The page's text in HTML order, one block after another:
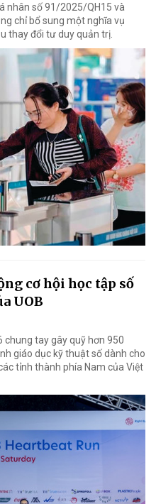
nhân số 91/2025/QH15 và
chỉ bổ sung một nghĩa vụ
thay đổi tư duy quản trị.
cơ hội học tập số
UOB
chung tay gây quỹ hơn 950
giáo dục kỹ thuật số dành cho
tỉnh thành phía Nam của Việt